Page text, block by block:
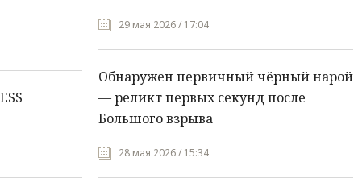
29 мая 2026 / 17:04
Обнаружен первичный чёрный нарой
— реликт первых секунд после
Большого взрыва
28 мая 2026 / 15:34